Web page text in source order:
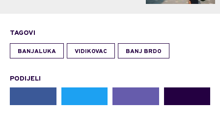
TAGOVI
BANJALUKA VIDIKOVAC BANJ BRDO
PODIJELI